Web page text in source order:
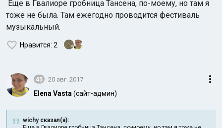
Еще в Гвалиоре гробница Тансена, по-моему, но там я
тоже не была. Там ежегодно проводится фестиваль
музыкальный.
Нравится: 2
45 20 авг. 2017
Elena Vasta (сайт-админ)
wichy сказал(а):